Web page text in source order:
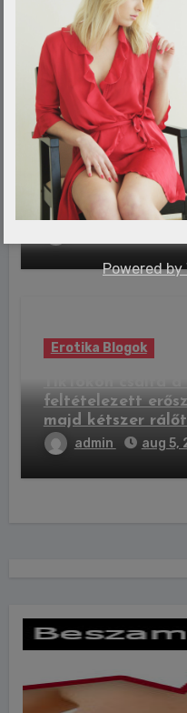
admin
Erotika Blogok
A Fradi a Górnik
tovább szárnyal
kupaporondon
Erotika Blogok
feltételezett
majd kétszer
admin aug 5,
Powered by